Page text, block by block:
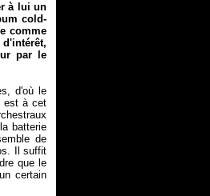
à lui un
cold-
comme
par le
d'où le
est à cet
batterie
de
Il suffit
que le
certain